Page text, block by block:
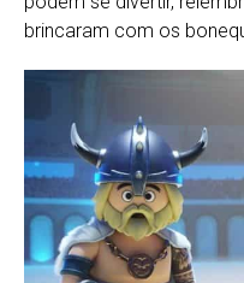
brincaram com os